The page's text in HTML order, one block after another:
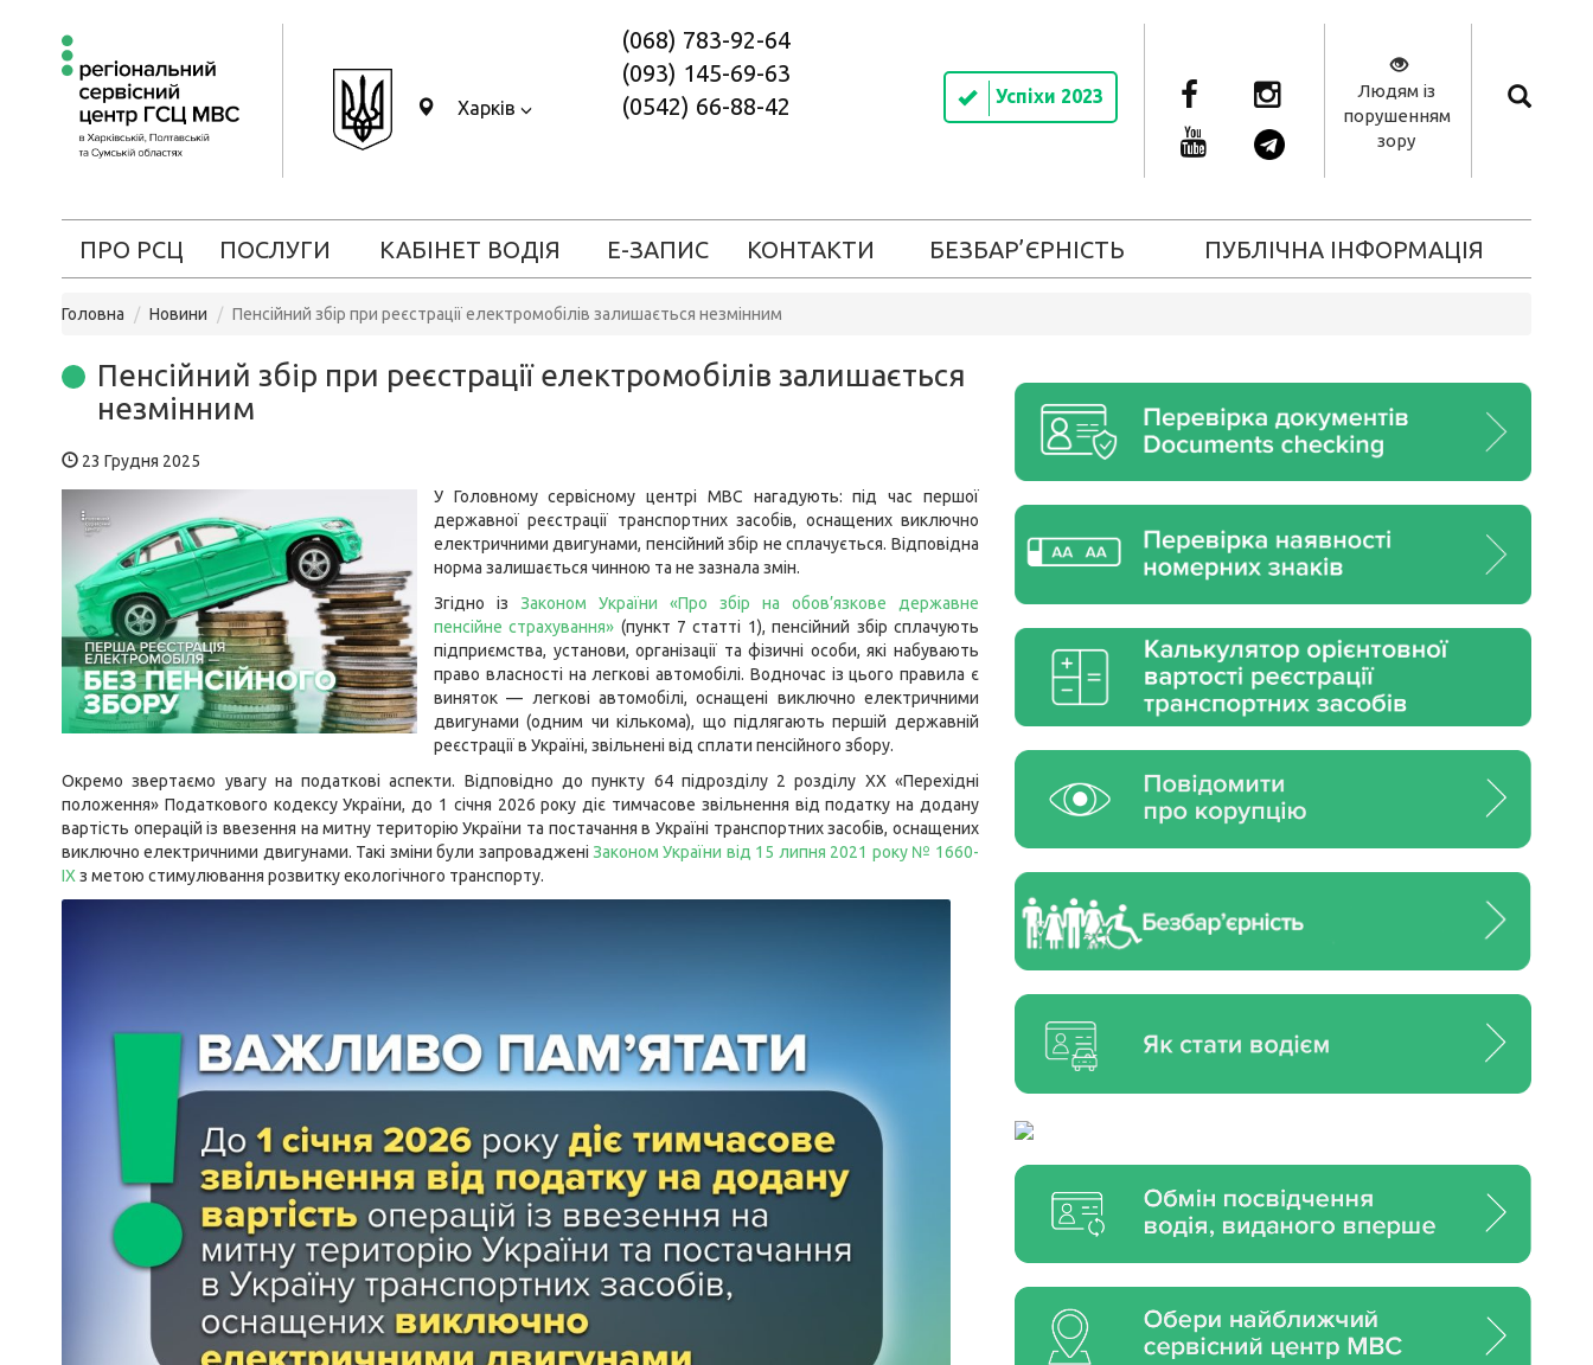
Харків
(068) 783-92-64
(093) 145-69-63
(0542) 66-88-42
Успіхи 2023
Людям із
порушенням
зору
ПРО РСЦ ПОСЛУГИ КАБІНЕТ ВОДІЯ Е-ЗАПИС КОНТАКТИ БЕЗБАР’ЄРНІСТЬ ПУБЛІЧНА ІНФОРМАЦІЯ
Головна Новини Пенсійний збір при реєстрації електромобілів залишається незмінним
Пенсійний збір при реєстрації електромобілів залишається
незмінним
23 Грудня 2025
У Головному сервісному центрі МВС нагадують: під час першої
державної реєстрації транспортних засобів, оснащених виключно
електричними двигунами, пенсійний збір не сплачується. Відповідна
норма залишається чинною та не зазнала змін.
Згідно із Законом України «Про збір на обов’язкове державне
пенсійне страхування» (пункт 7 статті 1), пенсійний збір сплачують
підприємства, установи, організації та фізичні особи, які набувають
право власності на легкові автомобілі. Водночас із цього правила є
виняток — легкові автомобілі, оснащені виключно електричними
двигунами (одним чи кількома), що підлягають першій державній
реєстрації в Україні, звільнені від сплати пенсійного збору.
Окремо звертаємо увагу на податкові аспекти. Відповідно до пункту 64 підрозділу 2 розділу ХХ «Перехідні
положення» Податкового кодексу України, до 1 січня 2026 року діє тимчасове звільнення від податку на додану
вартість операцій із ввезення на митну територію України та постачання в Україні транспортних засобів, оснащених
виключно електричними двигунами. Такі зміни були запроваджені Законом України від 15 липня 2021 року № 1660-
IX з метою стимулювання розвитку екологічного транспорту.